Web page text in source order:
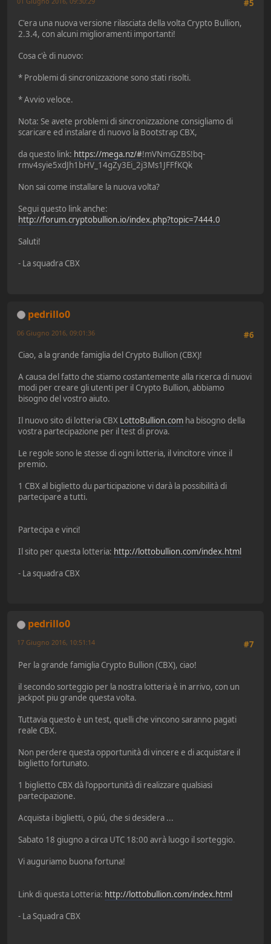
#5
C'era una nuova versione rilasciata della volta Crypto Bullion,
2.3.4, con alcuni miglioramenti importanti!
Cosa c'è di nuovo:
* Problemi di sincronizzazione sono stati risolti.
* Avvio veloce.
Nota: Se avete problemi di sincronizzazione consigliamo di
scaricare ed instalare di nuovo la Bootstrap CBX,
da questo link: https://mega.nz/#!mVNmGZBS!bq-
rmv4syie5xdJh1bHV_14gZy3Ei_2j3Ms1JFFfKQk
Non sai come installare la nuova volta?
Segui questo link anche:
http://forum.cryptobullion.io/index.php?topic=7444.0
Saluti!
- La squadra CBX
pedrillo0
#6
06 Giugno 2016, 09:01:36
Ciao, a la grande famiglia del Crypto Bullion (CBX)!
A causa del fatto che stiamo costantemente alla ricerca di nuovi
modi per creare gli utenti per il Crypto Bullion, abbiamo
bisogno del vostro aiuto.
Il nuovo sito di lotteria CBX LottoBullion.com ha bisogno della
vostra partecipazione per il test di prova.
Le regole sono le stesse di ogni lotteria, il vincitore vince il
premio.
1 CBX al biglietto du participazione vi darà la possibilità di
partecipare a tutti.
Partecipa e vinci!
Il sito per questa lotteria: http://lottobullion.com/index.html
- La squadra CBX
pedrillo0
#7
17 Giugno 2016, 10:51:14
Per la grande famiglia Crypto Bullion (CBX), ciao!
il secondo sorteggio per la nostra lotteria è in arrivo, con un
jackpot piu grande questa volta.
Tuttavia questo è un test, quelli che vincono saranno pagati
reale CBX.
Non perdere questa opportunità di vincere e di acquistare il
biglietto fortunato.
1 biglietto CBX dà l'opportunità di realizzare qualsiasi
partecipazione.
Acquista i biglietti, o piú, che si desidera ...
Sabato 18 giugno a circa UTC 18:00 avrà luogo il sorteggio.
Vi auguriamo buona fortuna!
Link di questa Lotteria: http://lottobullion.com/index.html
- La Squadra CBX